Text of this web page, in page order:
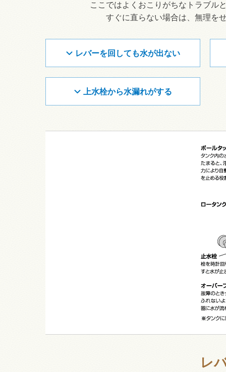
ここではよくおこりがちなトラブル
すぐに直らない場合は、無理を
レバーを回しても水が出ない
上水栓から水漏れがする
レ